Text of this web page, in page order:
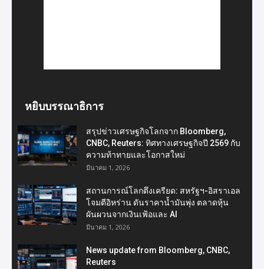
หยิบบรรณาธิการ
สรุปข่าวเศรษฐกิจโลกจาก Bloomberg,
CNBC, Reuters: ทิศทางเศรษฐกิจปี 2569 กับ
ความท้าทายและโอกาสใหม่
มีนาคม 1, 2026
สถานการณ์โลกตึงเครียด: สหรัฐฯ-อิสราเอล
โจมตีอิหร่าน ดันราคาน้ำมันพุ่ง ตลาดหุ้น
ผันผวนจากเงินเฟ้อและ AI
มีนาคม 1, 2026
News update from Bloomberg, CNBC,
Reuters